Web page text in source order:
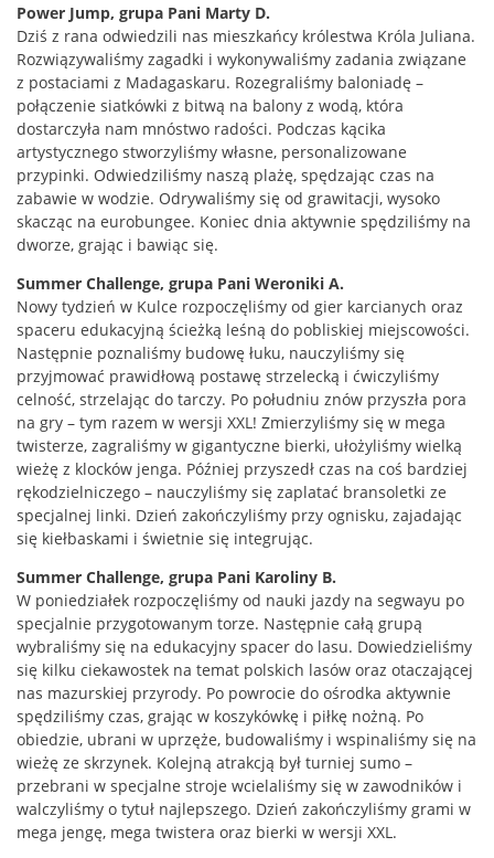
Power Jump, grupa Pani Marty D.
Dziś z rana odwiedzili nas mieszkańcy królestwa Króla Juliana.
Rozwiązywaliśmy zagadki i wykonywaliśmy zadania związane
z postaciami z Madagaskaru. Rozegraliśmy baloniadę –
połączenie siatkówki z bitwą na balony z wodą, która
dostarczyła nam mnóstwo radości. Podczas kącika
artystycznego stworzyliśmy własne, personalizowane
przypinki. Odwiedziliśmy naszą plażę, spędzając czas na
zabawie w wodzie. Odrywaliśmy się od grawitacji, wysoko
skacząc na eurobungee. Koniec dnia aktywnie spędziliśmy na
dworze, grając i bawiąc się.
Summer Challenge, grupa Pani Weroniki A.
Nowy tydzień w Kulce rozpoczęliśmy od gier karcianych oraz
spaceru edukacyjną ścieżką leśną do pobliskiej miejscowości.
Następnie poznaliśmy budowę łuku, nauczyliśmy się
przyjmować prawidłową postawę strzelecką i ćwiczyliśmy
celność, strzelając do tarczy. Po południu znów przyszła pora
na gry – tym razem w wersji XXL! Zmierzyliśmy się w mega
twisterze, zagraliśmy w gigantyczne bierki, ułożyliśmy wielką
wieżę z klocków jenga. Później przyszedł czas na coś bardziej
rękodzielniczego – nauczyliśmy się zaplatać bransoletki ze
specjalnej linki. Dzień zakończyliśmy przy ognisku, zajadając
się kiełbaskami i świetnie się integrując.
Summer Challenge, grupa Pani Karoliny B.
W poniedziałek rozpoczęliśmy od nauki jazdy na segwayu po
specjalnie przygotowanym torze. Następnie całą grupą
wybraliśmy się na edukacyjny spacer do lasu. Dowiedzieliśmy
się kilku ciekawostek na temat polskich lasów oraz otaczającej
nas mazurskiej przyrody. Po powrocie do ośrodka aktywnie
spędziliśmy czas, grając w koszykówkę i piłkę nożną. Po
obiedzie, ubrani w uprzęże, budowaliśmy i wspinaliśmy się na
wieżę ze skrzynek. Kolejną atrakcją był turniej sumo –
przebrani w specjalne stroje wcielaliśmy się w zawodników i
walczyliśmy o tytuł najlepszego. Dzień zakończyliśmy grami w
mega jengę, mega twistera oraz bierki w wersji XXL.